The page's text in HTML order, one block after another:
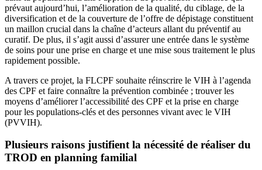
prévaut aujourd’hui, l’amélioration de la qualité, du ciblage, de la
diversification et de la couverture de l’offre de dépistage constituent
un maillon crucial dans la chaîne d’acteurs allant du préventif au
curatif. De plus, il s’agit aussi d’assurer une entrée dans le système
de soins pour une prise en charge et une mise sous traitement le plus
rapidement possible.
A travers ce projet, la FLCPF souhaite réinscrire le VIH à l’agenda
des CPF et faire connaître la prévention combinée ; trouver les
moyens d’améliorer l’accessibilité des CPF et la prise en charge
pour les populations-clés et des personnes vivant avec le VIH
(PVVIH).
Plusieurs raisons justifient la nécessité de réaliser du
TROD en planning familial